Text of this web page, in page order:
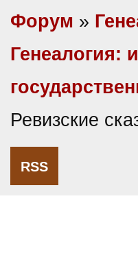
Форум »
Генеалогия:
Ревизские
RSS